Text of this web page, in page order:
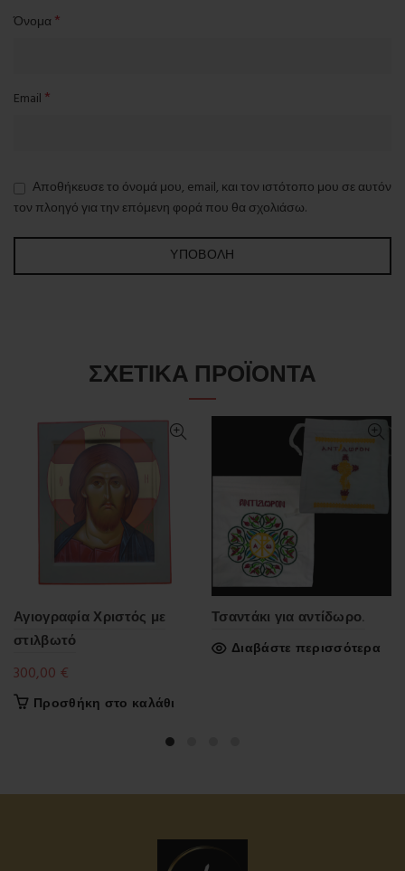
Όνομα *
Email *
Αποθήκευσε το όνομά μου, email, και τον ιστότοπο μου σε αυτόν
τον πλοηγό για την επόμενη φορά που θα σχολιάσω.
ΣΧΕΤΙΚΆ ΠΡΟΪΌΝΤΑ
Αγιογραφία Χριστός με
στιλβωτό
300,00 €
Προσθήκη στο καλάθι
Τσαντάκι για αντίδωρο.
Διαβάστε περισσότερα